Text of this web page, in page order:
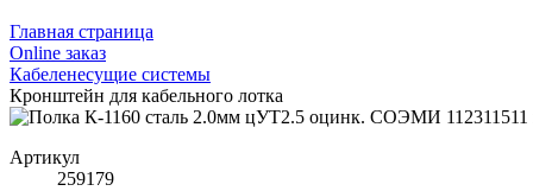
Главная страница
Оnline заказ
Кабеленесущие системы
Кронштейн для кабельного лотка
Артикул
259179